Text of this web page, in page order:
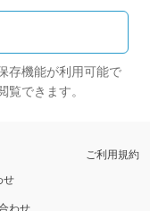
存機能が利用可能で
覧できます。
ご利用規約
せ
わせ